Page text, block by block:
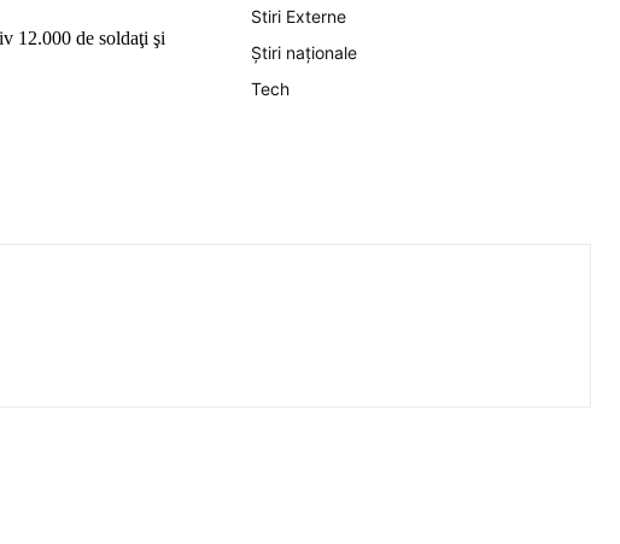
12.000 de soldaţi şi
Stiri Externe
Știri naționale
Tech